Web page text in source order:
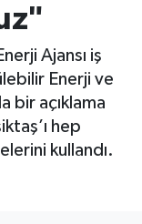
Ajansı iş
Enerji ve
bir açıklama
hep
kullandı.